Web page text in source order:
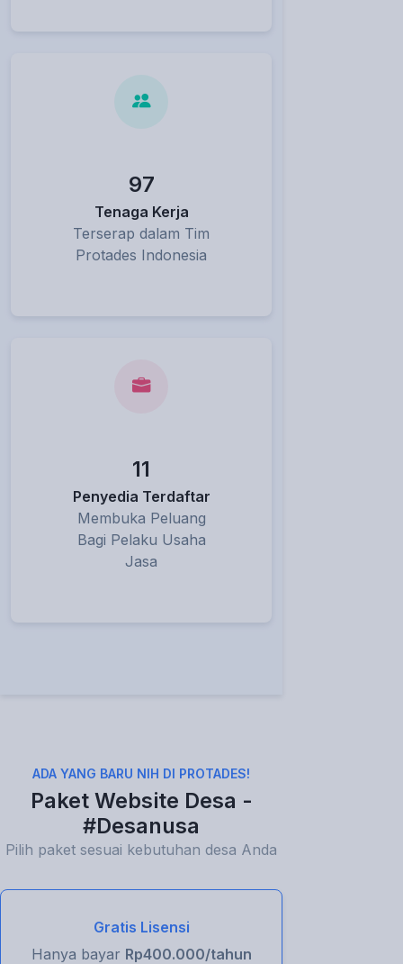
97
Tenaga Kerja
Terserap dalam Tim
Protades Indonesia
11
Penyedia Terdaftar
Membuka Peluang
Bagi Pelaku Usaha
Jasa
ADA YANG BARU NIH DI PROTADES!
Paket Website Desa -
#Desanusa
Pilih paket sesuai kebutuhan desa Anda
Gratis Lisensi
Hanya bayar Rp400.000/tahun